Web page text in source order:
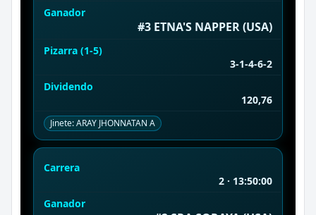
Ganador
#3 ETNA'S NAPPER (USA)
Pizarra (1-5)
3-1-4-6-2
Dividendo
120,76
Jinete: ARAY JHONΝΑΤΑΝ Α
Carrera
2 · 13:50:00
Ganador